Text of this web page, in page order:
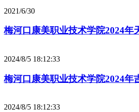
2021/6/30
梅河口康美职业技术学院2024年
2024/8/5 18:12:33
梅河口康美职业技术学院2024年
2024/8/5 18:12:33